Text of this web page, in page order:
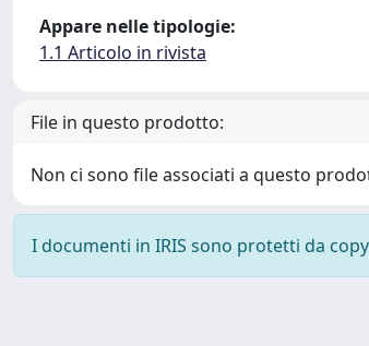
Appare nelle tipologie:
1.1 Articolo in rivista
File in questo prodotto:
Non ci sono file associati a questo
I documenti in IRIS sono protetti da